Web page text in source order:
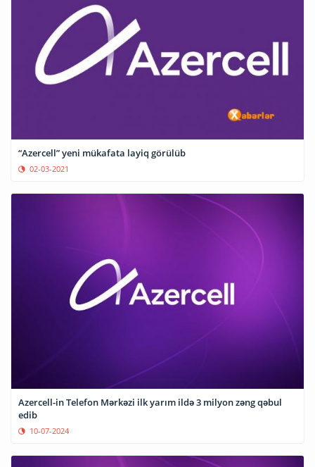
“Azercell” yeni mükafata layiq görülüb
02-03-2021
Azercell-in Telefon Mərkəzi ilk yarım ildə 3 milyon zəng qəbul
edib
10-07-2024